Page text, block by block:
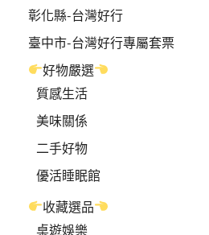
彰化縣-台灣好行
臺中市-台灣好行專屬套票
好物嚴選
質感生活
美味關係
二手好物
優活睡眠館
收藏選品
桌遊娛樂